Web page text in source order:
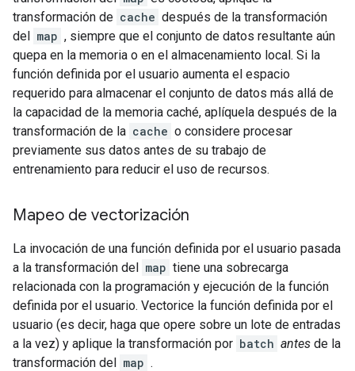
transformación de cache después de la transformación
del map , siempre que el conjunto de datos resultante aún
quepa en la memoria o en el almacenamiento local. Si la
función definida por el usuario aumenta el espacio
requerido para almacenar el conjunto de datos más allá de
la capacidad de la memoria caché, aplíquela después de la
transformación de la cache o considere procesar
previamente sus datos antes de su trabajo de
entrenamiento para reducir el uso de recursos.
Mapeo de vectorización
La invocación de una función definida por el usuario pasada
a la transformación del map tiene una sobrecarga
relacionada con la programación y ejecución de la función
definida por el usuario. Vectorice la función definida por el
usuario (es decir, haga que opere sobre un lote de entradas
a la vez) y aplique la transformación por batch antes de la
transformación del map .